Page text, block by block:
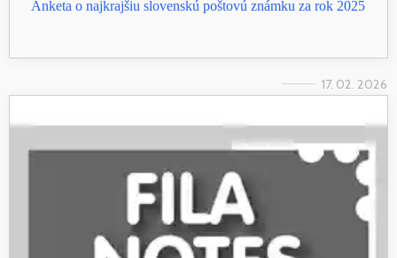
Anketa o najkrajšiu slovenskú poštovú známku za rok 2025
17. 02. 2026